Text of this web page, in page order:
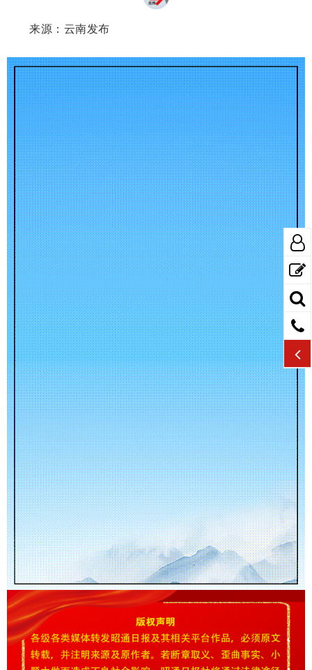
来源：云南发布